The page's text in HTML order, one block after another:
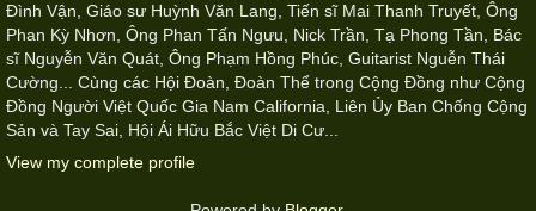
Đình Vận, Giáo sư Huỳnh Văn Lang, Tiến sĩ Mai Thanh Truyết, Ông
Phan Kỳ Nhơn, Ông Phan Tấn Ngưu, Nick Trần, Tạ Phong Tần, Bác
sĩ Nguyễn Văn Quát, Ông Phạm Hồng Phúc, Guitarist Nguễn Thái
Cường... Cùng các Hội Đoàn, Đoàn Thể trong Cộng Đồng như Cộng
Đồng Người Việt Quốc Gia Nam California, Liên Ủy Ban Chống Cộng
Sản và Tay Sai, Hội Ái Hữu Bắc Việt Di Cư...
View my complete profile